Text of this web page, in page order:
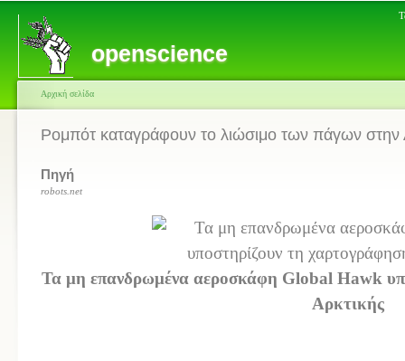
openscience
Αρχική σελίδα
Ρομπότ καταγράφουν το λιώσιμο των πάγων στην
Πηγή
robots.net
Τα μη επανδρωμένα αεροσκάφη Global Hawk
Αρκτικής